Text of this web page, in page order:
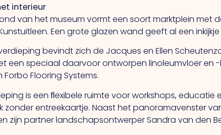
interieur
van het museum vormt een soort marktplein met
Een grote glazen wand geeft al een
bevindt zich de Jacques en Ellen
een speciaal daarvoor ontworpen linoleumvloer en
Forbo Flooring Systems.
is een ﬂexibele ruimte voor workshops, educatie
zonder entreekaartje. Naast het panoramavenster
zijn partner landschapsontwerper Sandra van den